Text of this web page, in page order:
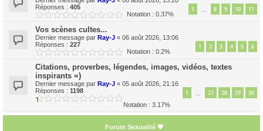
Réponses : 405 1 8 9 10 11
Notation : 0.37%
Vos scènes cultes...
Dernier message par Ray-J « 06 août 2026, 13:06
Réponses : 227 1 2 3 4 5 6
Notation : 0.2%
Citations, proverbes, légendes, images, vidéos, textes
inspirants =)
Dernier message par Ray-J « 05 août 2026, 21:16
Réponses : 1198 1 27 28 29 30
Notation : 3.17%
Forum Sexualité 💗